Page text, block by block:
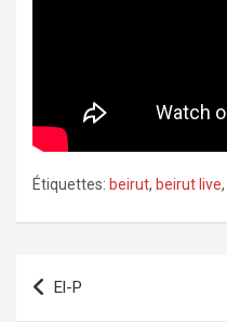
Étiquettes: beirut, beirut live,
Navigation
de
El-P